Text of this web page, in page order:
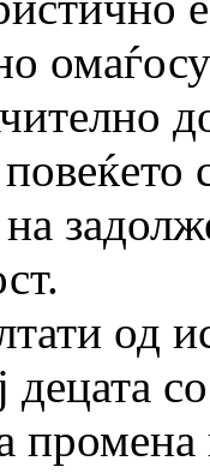
од
децата